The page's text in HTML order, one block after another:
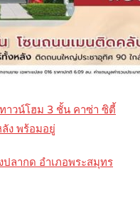
าวน์โฮม 3 ชั้น คาซ่า ซิตี้
ง พร้อมอยู่
ลากด อำเภอพระสมุทร